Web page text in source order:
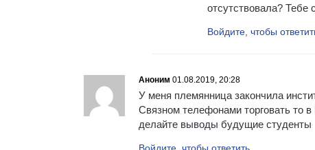
отсутствовала? Тебе
Войдите, чтобы
Аноним 01.08.2019, 20:28
У меня племянница закончила
Связном телефонами торговать
делайте выводы будущие студенты